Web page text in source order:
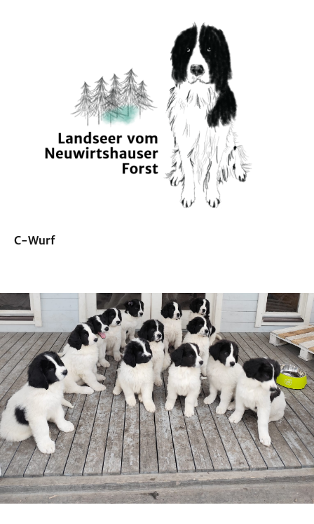
C-Wurf